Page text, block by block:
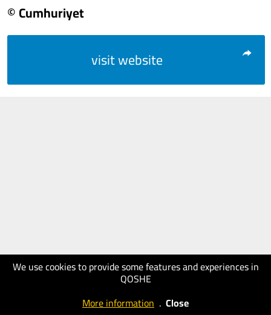
We use cookies to provide some features and experiences in
QOSHE
More information . Close
© Cumhuriyet
visit website